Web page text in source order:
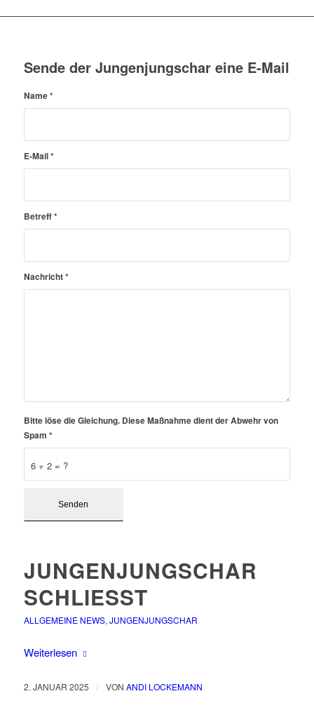
Sende der Jungenjungschar eine E-Mail
Name*
E-Mail*
Betreff*
Nachricht*
6 + 2 = ?
Bitte löse die Gleichung. Diese Maßnahme dient der Abwehr von
Spam *
JUNGENJUNGSCHAR
SCHLIESST
ALLGEMEINE NEWS,JUNGENJUNGSCHAR
Weiterlesen
2. JANUAR 2025 / VON ANDI LOCKEMANN